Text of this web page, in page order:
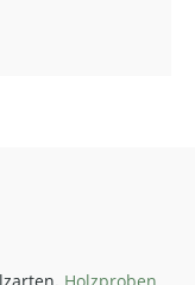
Holzproben